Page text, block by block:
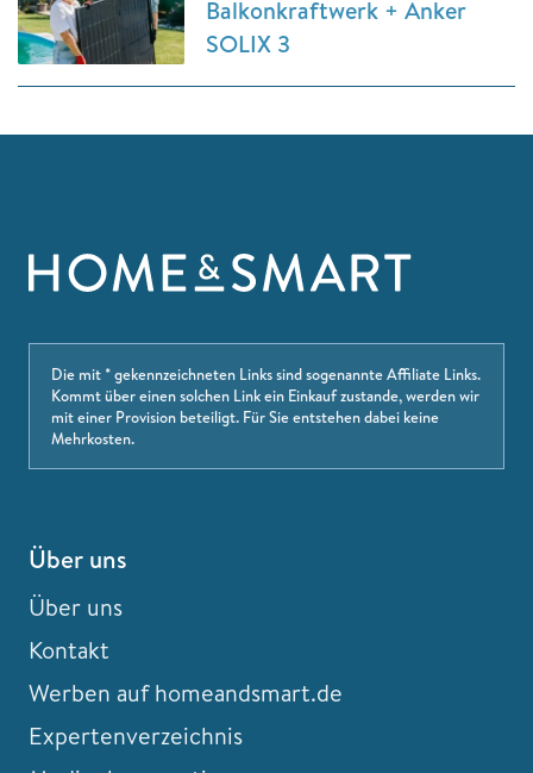
Balkonkraftwerk + Anker
SOLIX 3
Die mit * gekennzeichneten Links sind sogenannte Affiliate Links.
Kommt über einen solchen Link ein Einkauf zustande, werden wir
mit einer Provision beteiligt. Für Sie entstehen dabei keine
Mehrkosten.
Über uns
Über uns
Kontakt
Werben auf homeandsmart.de
Expertenverzeichnis